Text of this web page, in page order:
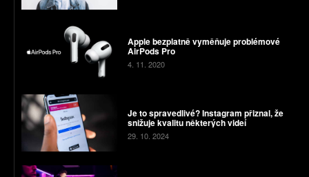
Apple bezplatně vyměňuje problémové
AirPods Pro
4. 11. 2020
Je to spravedlivé? Instagram přiznal, že
snižuje kvalitu některých videí
29. 10. 2024